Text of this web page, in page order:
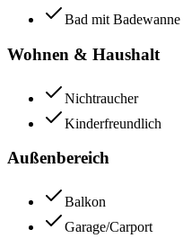
Bad mit Badewanne
Wohnen & Haushalt
Nichtraucher
Kinderfreundlich
Außenbereich
Balkon
Garage/Carport